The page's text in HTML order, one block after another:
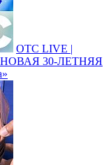
ОТС LIVE |
30-ЛЕТНЯЯ